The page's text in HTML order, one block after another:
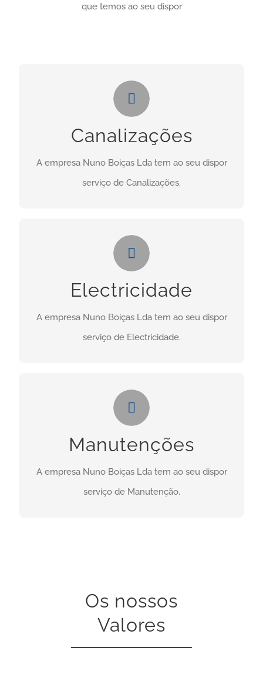
que temos ao seu dispor
Canalizações
A empresa Nuno Boiças Lda tem ao seu dispor
serviço de Canalizações.
Canalizações
Necessita deste serviços? Clique no botão
abaixo:
CONTACTO
Electricidade
A empresa Nuno Boiças Lda tem ao seu dispor
serviço de Electricidade.
Electricidade
Necessita deste serviço? Clique no botão abaixo:
Manutenções
A empresa Nuno Boiças Lda tem ao seu dispor
serviço de Manutenção.
Manutenções
Necessita deste serviço? Clique no botão abaixo:
CONTACTO
Os nossos
Valores